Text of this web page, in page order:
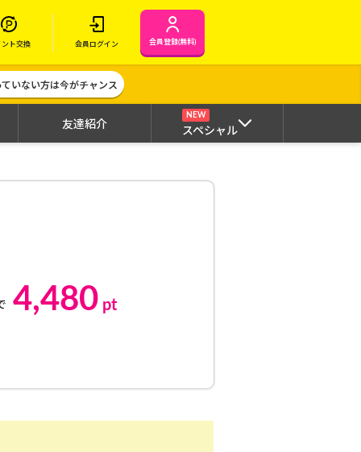
ント交換 会員ログイン 会員登録(無料)
いない方は今がチャンス
友達紹介
NEW
スペシャル
4,480 pt